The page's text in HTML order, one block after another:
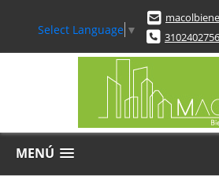
Select Language ▼
3102402756
MENÚ